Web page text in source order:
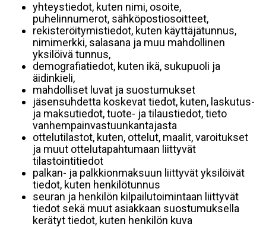
yhteystiedot, kuten nimi, osoite,
puhelinnumerot, sähköpostiosoitteet,
rekisteröitymistiedot, kuten käyttäjätunnus,
nimimerkki, salasana ja muu mahdollinen
yksilöivä tunnus,
demografiatiedot, kuten ikä, sukupuoli ja
äidinkieli,
mahdolliset luvat ja suostumukset
jäsensuhdetta koskevat tiedot, kuten, laskutus-
ja maksutiedot, tuote- ja tilaustiedot, tieto
vanhempainvastuunkantajasta
ottelutilastot, kuten, ottelut, maalit, varoitukset
ja muut ottelutapahtumaan liittyvät
tilastointitiedot
palkan- ja palkkionmaksuun liittyvät yksilöivät
tiedot, kuten henkilötunnus
seuran ja henkilön kilpailutoimintaan liittyvät
tiedot sekä muut asiakkaan suostumuksella
kerätyt tiedot, kuten henkilön kuva